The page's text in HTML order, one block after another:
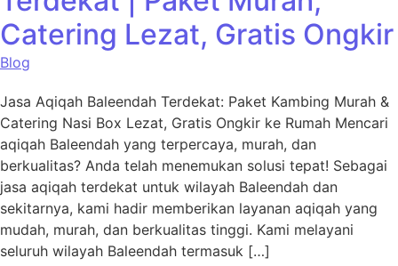
Catering Lezat, Gratis Ongkir
Blog
Jasa Aqiqah Baleendah Terdekat: Paket Kambing Murah &
Catering Nasi Box Lezat, Gratis Ongkir ke Rumah Mencari
aqiqah Baleendah yang terpercaya, murah, dan
berkualitas? Anda telah menemukan solusi tepat! Sebagai
jasa aqiqah terdekat untuk wilayah Baleendah dan
sekitarnya, kami hadir memberikan layanan aqiqah yang
mudah, murah, dan berkualitas tinggi. Kami melayani
seluruh wilayah Baleendah termasuk […]